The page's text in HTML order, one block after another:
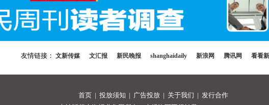
友情链接： 文新传媒 文汇报 新民晚报 shanghaidaily 新浪网 腾讯网 看看
首页 | 投放须知 | 广告投放 | 关于我们 | 发行合作